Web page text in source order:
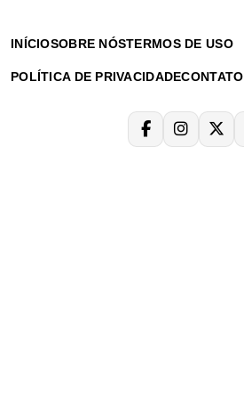
INÍCIOSOBRE NÓSTERMOS DE USO
POLÍTICA DE PRIVACIDADECONTATO